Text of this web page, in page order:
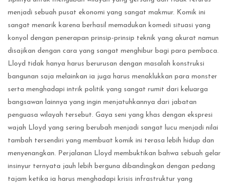
menjadi sebuah pusat ekonomi yang sangat makmur. Komik ini
sangat menarik karena berhasil memadukan komedi situasi yang
konyol dengan penerapan prinsip-prinsip teknik yang akurat namun
disajikan dengan cara yang sangat menghibur bagi para pembaca.
Lloyd tidak hanya harus berurusan dengan masalah konstruksi
bangunan saja melainkan ia juga harus menaklukkan para monster
serta menghadapi intrik politik yang sangat rumit dari keluarga
bangsawan lainnya yang ingin menjatuhkannya dari jabatan
penguasa wilayah tersebut. Gaya seni yang khas dengan ekspresi
wajah Lloyd yang sering berubah menjadi sangat lucu menjadi nilai
tambah tersendiri yang membuat komik ini terasa lebih hidup dan
menyenangkan. Perjalanan Lloyd membuktikan bahwa sebuah gelar
insinyur ternyata jauh lebih berguna dibandingkan dengan pedang
tajam ketika ia harus menghadapi krisis infrastruktur yang